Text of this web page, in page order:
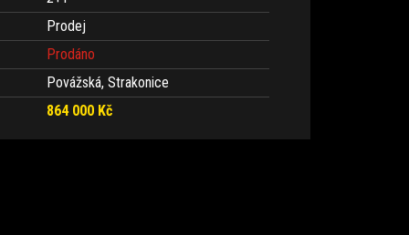
Prodej
Prodáno
Povážská, Strakonice
864 000 Kč